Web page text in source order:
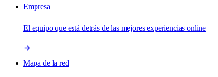
Empresa
El equipo que está detrás de las mejores experiencias online
Mapa de la red